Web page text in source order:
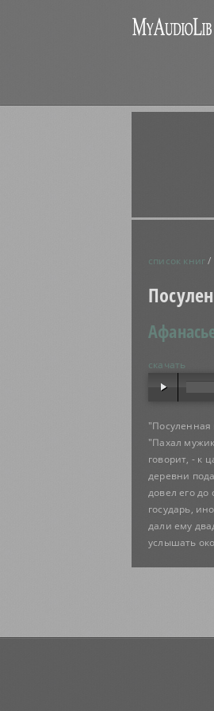
список книг/
скачать
"Посуленная
"Пахал
говорит, - к
деревни
довел его
государь,
дали ему
услышать